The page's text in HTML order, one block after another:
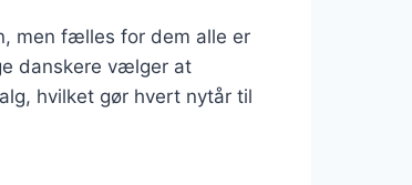
men fælles for dem alle er
danskere vælger at
hvilket gør hvert nytår til